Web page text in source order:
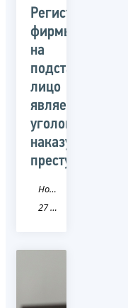
Регистрация
фирмы
на
подставное
лицо
является
уголовно
наказуемым
преступлением
Новость
27 Хабаровский край